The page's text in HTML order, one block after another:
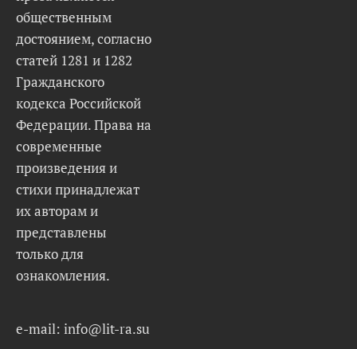
общественным
достоянием, согласно
статей 1281 и 1282
Гражданского
кодекса Российской
Федерации. Права на
современные
произведения и
стихи принадлежат
их авторам и
представлены
только для
ознакомления.
e-mail: info@lit-ra.su